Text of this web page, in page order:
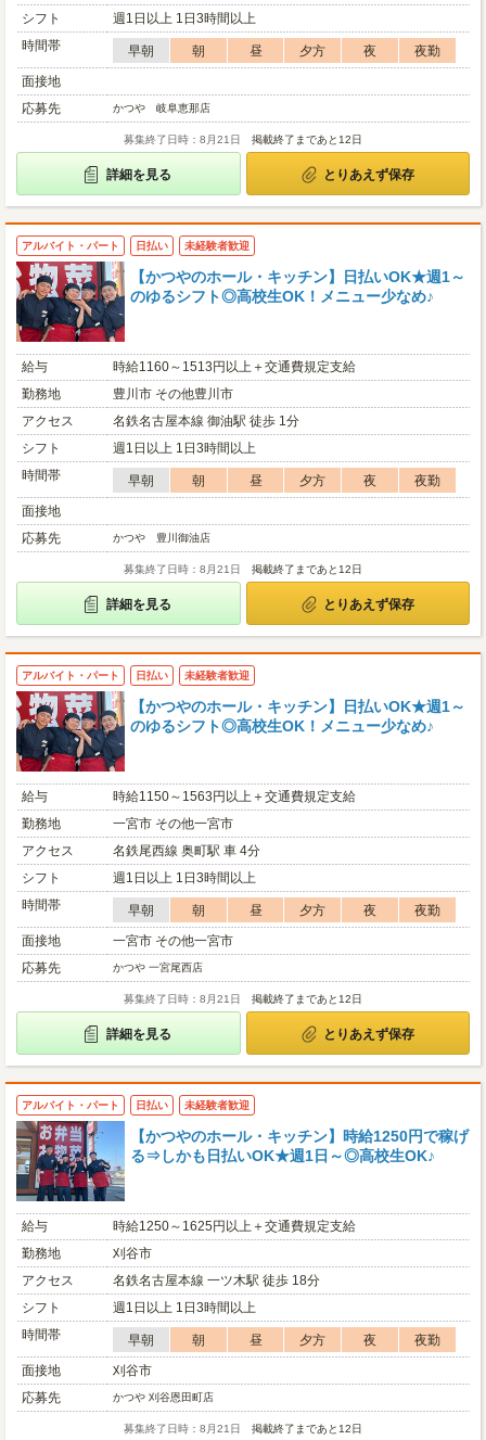
シフト
週1日以上 1日3時間以上
時間帯
早朝 朝 昼 夕方 夜
夜勤
面接地
応募先
かつや 岐阜恵那店
募集終了日時：8月21日 掲載終了まであと12日
詳細を見る とりあえず保存
アルバイト・パート 日払い 未経験者歓迎
【かつやのホール・キッチン】日払いOK★週1～
のゆるシフト◎高校生OK！メニュー少なめ♪
給与
時給1160～1513円以上＋交通費規定支給
勤務地
豊川市 その他豊川市
アクセス
名鉄名古屋本線 御油駅 徒歩 1分
シフト
週1日以上 1日3時間以上
時間帯
早朝 朝 昼 夕方 夜
夜勤
面接地
応募先
かつや 豊川御油店
募集終了日時：8月21日 掲載終了まであと12日
詳細を見る とりあえず保存
アルバイト・パート 日払い 未経験者歓迎
【かつやのホール・キッチン】日払いOK★週1～
のゆるシフト◎高校生OK！メニュー少なめ♪
給与
時給1150～1563円以上＋交通費規定支給
勤務地
一宮市 その他一宮市
アクセス
名鉄尾西線 奥町駅 車 4分
シフト
週1日以上 1日3時間以上
時間帯
早朝 朝 昼 夕方 夜
夜勤
面接地
一宮市 その他一宮市
応募先
かつや 一宮尾西店
募集終了日時：8月21日 掲載終了まであと12日
詳細を見る とりあえず保存
アルバイト・パート 日払い 未経験者歓迎
【かつやのホール・キッチン】時給1250円で稼げ
る⇒しかも日払いOK★週1日～◎高校生OK♪
給与
時給1250～1625円以上＋交通費規定支給
勤務地
刈谷市
アクセス
名鉄名古屋本線 一ツ木駅 徒歩 18分
シフト
週1日以上 1日3時間以上
時間帯
早朝 朝 昼 夕方 夜
夜勤
面接地
刈谷市
応募先
かつや 刈谷恩田町店
募集終了日時：8月21日 掲載終了まであと12日